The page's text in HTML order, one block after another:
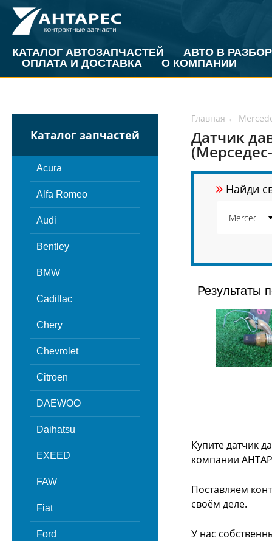
КАТАЛОГ АВТОЗАПЧАСТЕЙ
АВТО В РАЗБОР
ОПЛАТА И ДОСТАВКА
О КОМПАНИИ
Каталог запчастей
Acura
Alfa Romeo
Audi
Bentley
BMW
Cadillac
Chery
Chevrolet
Citroen
DAEWOO
Daihatsu
EXEED
FAW
Fiat
Ford
Главная ←
Датчик
» Найди
Результаты
Купите датчик
компании
Поставляем
своём деле.
У нас